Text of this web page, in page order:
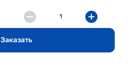
Заказать